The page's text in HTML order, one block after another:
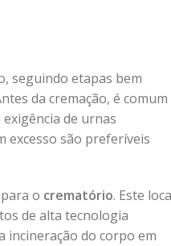
seguindo etapas bem
da cremação, é comum
de urnas
excesso são preferíveis
o crematório. Este
de alta tecnologia
incineração do corpo em